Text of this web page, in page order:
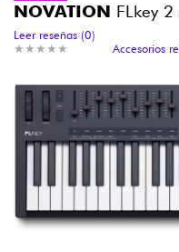
Ampli & Efectos
Sintetizadores &
NOVATION FLkey
★ ★ ★ ★ ★
★ ★ ★ ★ ★
Leer reseñas (0)
Accesorios